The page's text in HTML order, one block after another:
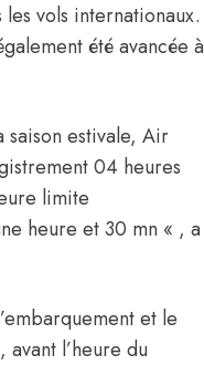
vols internationaux.
été avancée à
estivale, Air
04 heures
limite
heure et 30 mn « , a
et le
l’heure du